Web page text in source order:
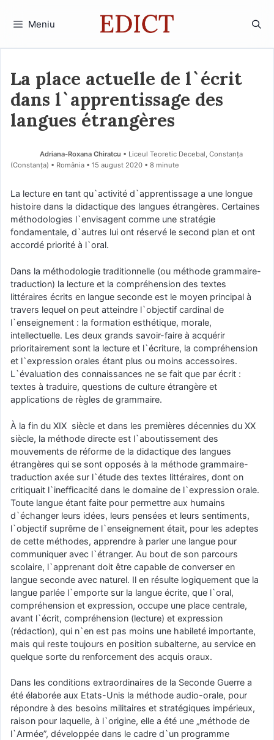
Meniu
La place actuelle de l`écrit
dans l`apprentissage des
langues étrangères
Adriana-Roxana Chiratcu • Liceul Teoretic Decebal, Constanța
(Constanţa) • România
15 august 2020 • 8 minute
La lecture en tant qu`activité d`apprentissage a une longue
histoire dans la didactique des langues étrangères. Certaines
méthodologies l`envisagent comme une stratégie
fondamentale, d`autres lui ont réservé le second plan et ont
accordé priorité à l`oral.
Dans la méthodologie traditionnelle (ou méthode grammaire-
traduction) la lecture et la compréhension des textes
littéraires écrits en langue seconde est le moyen principal à
travers lequel on peut atteindre l`objectif cardinal de
l`enseignement : la formation esthétique, morale,
intellectuelle. Les deux grands savoir-faire à acquérir
prioritairement sont la lecture et l`écriture, la compréhension
et l`expression orales étant plus ou moins accessoires.
L`évaluation des connaissances ne se fait que par écrit :
textes à traduire, questions de culture étrangère et
applications de règles de grammaire.
À la fin du XIX siècle et dans les premières décennies du XX
siècle, la méthode directe est l`aboutissement des
mouvements de réforme de la didactique des langues
étrangères qui se sont opposés à la méthode grammaire-
traduction axée sur l`étude des textes littéraires, dont on
critiquait l`inefficacité dans le domaine de l`expression orale.
Toute langue étant faite pour permettre aux humains
d`échanger leurs idées, leurs pensées et leurs sentiments,
l`objectif suprême de l`enseignement était, pour les adeptes
de cette méthodes, apprendre à parler une langue pour
communiquer avec l`étranger. Au bout de son parcours
scolaire, l`apprenant doit être capable de converser en
langue seconde avec naturel. Il en résulte logiquement que la
langue parlée l`emporte sur la langue écrite, que l`oral,
compréhension et expression, occupe une place centrale,
avant l`écrit, compréhension (lecture) et expression
(rédaction), qui n`en est pas moins une habileté importante,
mais qui reste toujours en position subalterne, au service en
quelque sorte du renforcement des acquis oraux.
Dans les conditions extraordinaires de la Seconde Guerre a
été élaborée aux Etats-Unis la méthode audio-orale, pour
répondre à des besoins militaires et stratégiques impérieux,
raison pour laquelle, à l`origine, elle a été une „méthode de
l`Armée”, développée dans le cadre d`un programme